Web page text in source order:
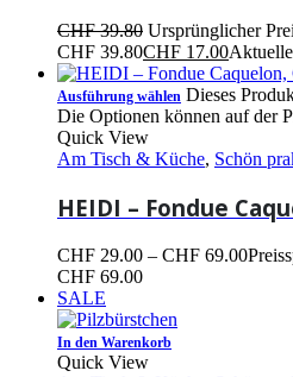
CHF39.80 Ursprünglicher
CHF 39.80CHF 17.00
Ausführung wählen Dieses
Die Optionen können auf der
Quick View
Am Tisch & Küche, Schön
HEIDI – Fondue
CHF 29.00 – CHF 69.00
CHF 69.00
SALE
In den Warenkorb
Quick View